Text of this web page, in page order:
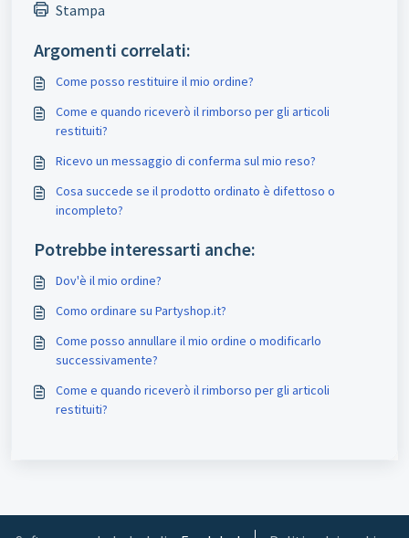
Stampa
Argomenti correlati:
Come posso restituire il mio ordine?
Come e quando riceverò il rimborso per gli articoli
restituiti?
Ricevo un messaggio di conferma sul mio reso?
Cosa succede se il prodotto ordinato è difettoso o
incompleto?
Potrebbe interessarti anche:
Dov'è il mio ordine?
Como ordinare su Partyshop.it?
Come posso annullare il mio ordine o modificarlo
successivamente?
Come e quando riceverò il rimborso per gli articoli
restituiti?